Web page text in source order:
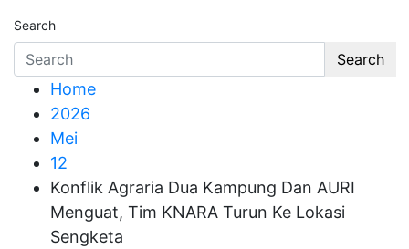
Search
Search
Home
2026
Mei
12
Konflik Agraria Dua Kampung Dan AURI
Menguat, Tim KNARA Turun Ke Lokasi
Sengketa